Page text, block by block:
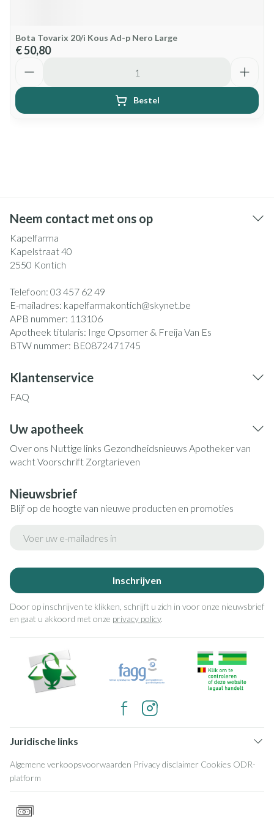
Bota Tovarix 20/i Kous Ad-p Nero Large
€ 50,80
Bestel
Neem contact met ons op
Kapelfarma
Kapelstraat 40
2550 Kontich
Telefoon: 03 457 62 49
E-mailadres: kapelfarmakontich@skynet.be
APB nummer: 113106
Apotheek titularis: Inge Opsomer & Freija Van Es
BTW nummer: BE0872471745
Klantenservice
FAQ
Uw apotheek
Over ons Nuttige links Gezondheidsnieuws Apotheker van
wachtVoorschrift Zorgtarieven
Nieuwsbrief
Blijf op de hoogte van nieuwe producten en promoties
Inschrijven
Door op inschrijven te klikken, schrijft u zich in voor onze nieuwsbrief
en gaat u akkoord met onze privacy policy.
Juridische links
Algemene verkoopsvoorwaarden Privacy disclaimer Cookies ODR-
platform